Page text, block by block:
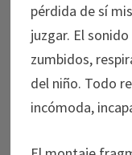
pérdida de sí
juzgar. El
zumbidos,
del niño. Todo
incómoda,